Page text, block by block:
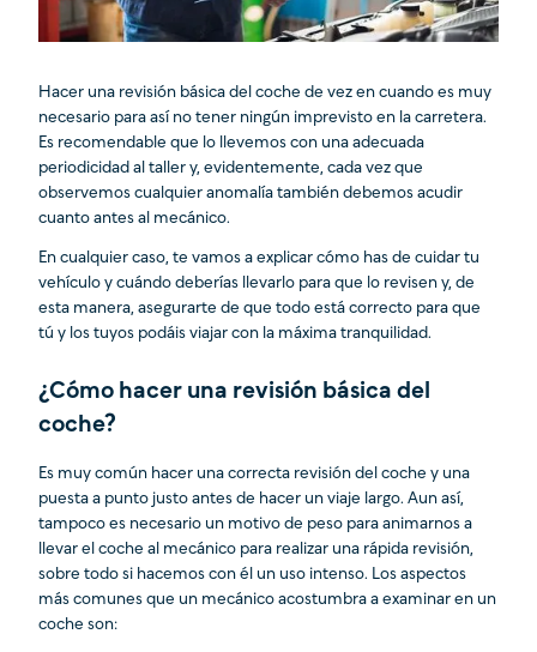
Hacer una revisión básica del coche de vez en cuando es muy
necesario para así no tener ningún imprevisto en la carretera.
Es recomendable que lo llevemos con una adecuada
periodicidad al taller y, evidentemente, cada vez que
observemos cualquier anomalía también debemos acudir
cuanto antes al mecánico.
En cualquier caso, te vamos a explicar cómo has de cuidar tu
vehículo y cuándo deberías llevarlo para que lo revisen y, de
esta manera, asegurarte de que todo está correcto para que
tú y los tuyos podáis viajar con la máxima tranquilidad.
¿Cómo hacer una revisión básica del
coche?
Es muy común hacer una correcta revisión del coche y una
puesta a punto justo antes de hacer un viaje largo. Aun así,
tampoco es necesario un motivo de peso para animarnos a
llevar el coche al mecánico para realizar una rápida revisión,
sobre todo si hacemos con él un uso intenso. Los aspectos
más comunes que un mecánico acostumbra a examinar en un
coche son: